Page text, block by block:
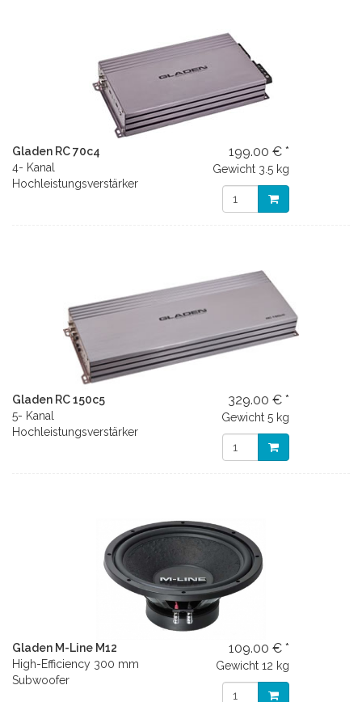
Gladen RC 70c4
4- Kanal
Hochleistungsverstärker
199.00 € *
Gewicht 3.5 kg
Gladen RC 150c5
5- Kanal
Hochleistungsverstärker
329.00 € *
Gewicht 5 kg
Gladen M-Line M12
High-Efficiency 300 mm
Subwoofer
109.00 € *
Gewicht 12 kg